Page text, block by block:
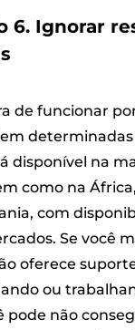
6. Ignorar
de funcionar
determinadas
disponível na
como na
com
Se você
oferece
ou
pode não